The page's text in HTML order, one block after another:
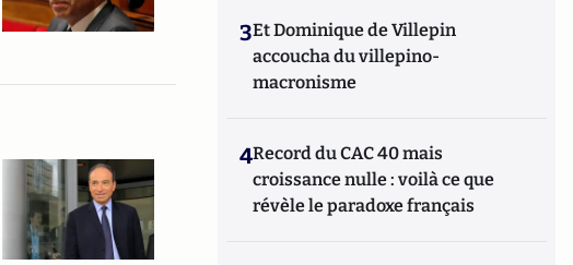
3Et Dominique de Villepin
accoucha du villepino-
macronisme
4Record du CAC 40 mais
croissance nulle : voilà ce que
révèle le paradoxe français